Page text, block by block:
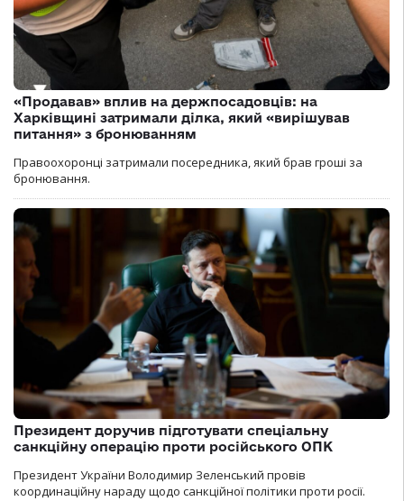
«Продавав» вплив на держпосадовців: на
Харківщині затримали ділка, який «вирішував
питання» з бронюванням
Правоохоронці затримали посередника, який брав гроші за
бронювання.
Президент доручив підготувати спеціальну
санкційну операцію проти російського ОПК
Президент України Володимир Зеленський провів
координаційну нараду щодо санкційної політики проти росії.